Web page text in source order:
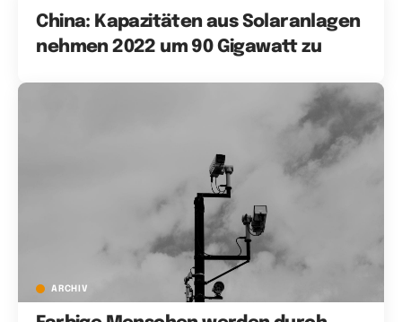
China: Kapazitäten aus Solaranlagen
nehmen 2022 um 90 Gigawatt zu
ARCHIV